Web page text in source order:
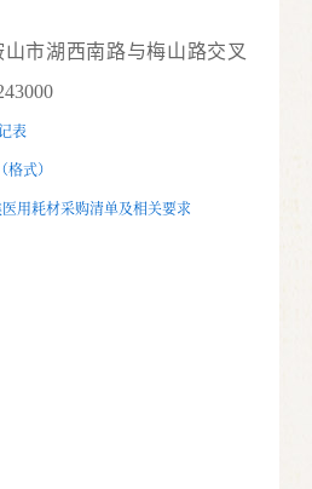
市湖西南路与梅山路交叉
表
式）
用耗材采购清单及相关要求